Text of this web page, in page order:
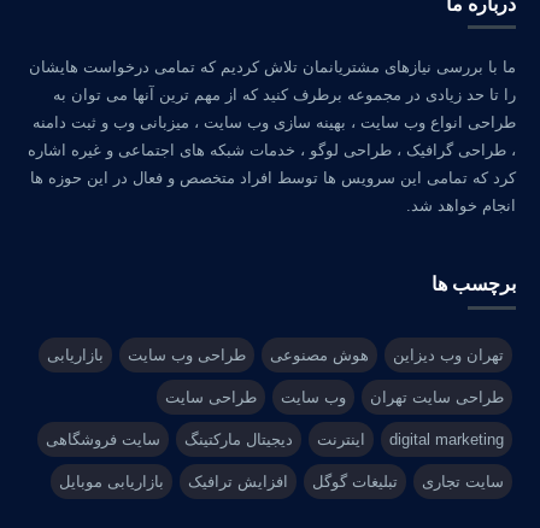
ما با بررسی نیازهای مشتریانمان تلاش کردیم که تمامی درخواست هایشان
را تا حد زیادی در مجموعه برطرف کنید که از مهم ترین آنها می توان به
طراحی انواع وب سایت ، بهینه سازی وب سایت ، میزبانی وب و ثبت دامنه
، طراحی گرافیک ، طراحی لوگو ، خدمات شبکه های اجتماعی و غیره اشاره
کرد که تمامی این سرویس ها توسط افراد متخصص و فعال در این حوزه ها
انجام خواهد شد.
برچسب ها
تهران وب دیزاین هوش مصنوعی طراحی وب سایت بازاریابی
طراحی سایت تهران وب سایت طراحی سایت
digital marketing اینترنت دیجیتال مارکتینگ سایت فروشگاهی
سایت تجاری تبلیغات گوگل افزایش ترافیک بازاریابی موبایل